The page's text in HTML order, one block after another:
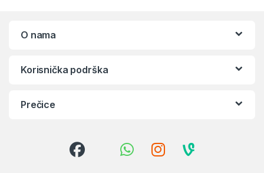
O nama
Korisnička podrška
Prečice